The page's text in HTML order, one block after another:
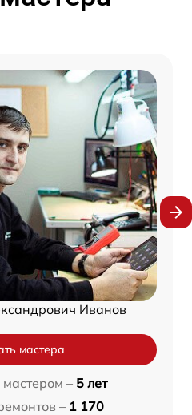
Иванов
мастера
– 5 лет
– 1 170